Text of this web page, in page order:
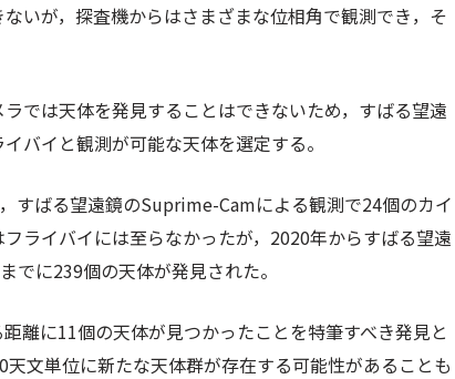
いが，探査機からはさまざまな位相角で観測でき，そ
では天体を発見することはできないため，すばる望遠
バイと観測が可能な天体を選定する。
すばる望遠鏡のSuprime-Camによる観測で24個のカイ
ライバイには至らなかったが，2020年からすばる望遠
に239個の天体が発見された。
離に11個の天体が見つかったことを特筆すべき発見と
文単位に新たな天体群が存在する可能性があることも